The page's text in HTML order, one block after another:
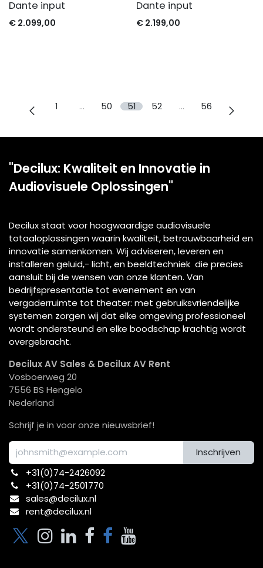
Dante input
€ 2.099,00
Dante input
€ 2.199,00
1 … 50 51 52 … 56
"Decilux: Kwaliteit en Innovatie in
Audiovisuele Oplossingen"
Decilux staat voor hoogwaardige audiovisuele
totaaloplossingen waarin kwaliteit, betrouwbaarheid en
innovatie samenkomen. Wij adviseren, leveren en
installeren geluid,- licht, en beeldtechniek die precies
aansluit bij de wensen van onze klanten. Van
bedrijfspresentatie tot evenement en van
vergaderruimte tot theater: met gebruiksvriendelijke
systemen zorgen wij dat elke omgeving professioneel
wordt ondersteund en elke boodschap krachtig wordt
overgebracht.
Decilux AV Sales & Decilux AV Rent
Vosboerweg 20
7556 BS Hengelo
Nederland
Schrijf je in voor onze nieuwsbrief!
Inschrijven
+31(0)74-2426092​
+31(0)74-2501770
sales@decilux.nl
rent@decilux.nl